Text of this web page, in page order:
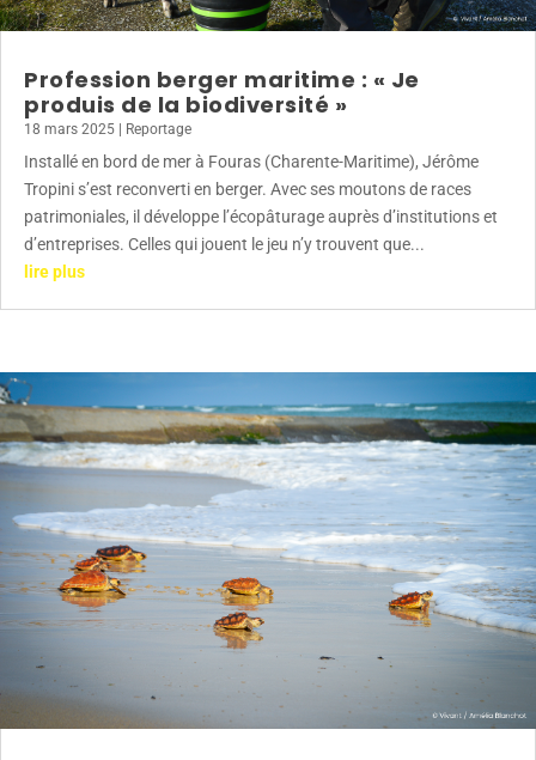
Profession berger maritime : « Je
produis de la biodiversité »
18 mars 2025 Reportage
Installé en bord de mer à Fouras (Charente-Maritime), Jérôme
Tropini s’est reconverti en berger. Avec ses moutons de races
patrimoniales, il développe l’écopâturage auprès d’institutions et
d’entreprises. Celles qui jouent le jeu n’y trouvent que...
lire plus